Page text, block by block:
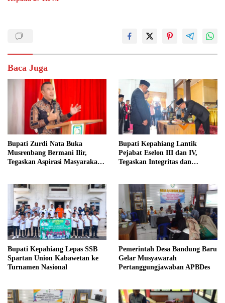
Baca Juga
Bupati Zurdi Nata Buka
Musrenbang Bermani Ilir,
Tegaskan Aspirasi Masyarakat
Bupati Kepahiang Lantik
Pejabat Eselon III dan IV,
Tegaskan Integritas dan
Bupati Kepahiang Lepas SSB
Spartan Union Kabawetan ke
Turnamen Nasional
Pemerintah Desa Bandung Baru
Gelar Musyawarah
Pertanggungjawaban APBDes